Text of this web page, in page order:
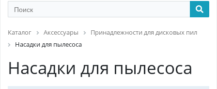
Каталог Аксессуары
Принадлежности для дисковых пил
Насадки для пылесоса
Насадки для пылесоса